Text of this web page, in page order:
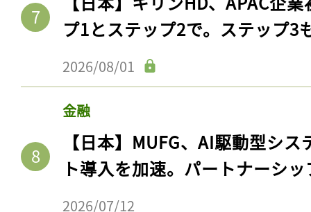
プ1とステップ2で。ステップ3
2026/08/01
金融
【日本】MUFG、AI駆動型シ
ト導入を加速。パートナーシ
2026/07/12